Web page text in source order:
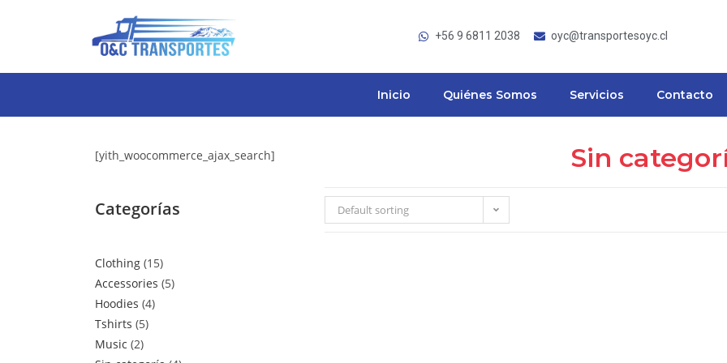
+56 9 6811 2038 oyc@transportesoyc.cl
Inicio Quiénes Somos Servicios Contacto
[yith_woocommerce_ajax_search]
Categorías
Clothing 15
Accessories 5
Hoodies 4
Tshirts 5
Music 2
Sin
Default sorting